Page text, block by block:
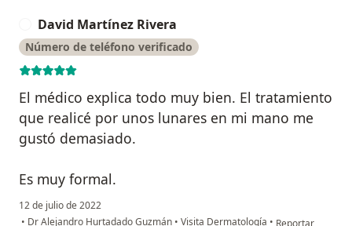
David Martínez Rivera
Número de teléfono verificado
El médico explica todo muy bien. El tratamiento
que realicé por unos lunares en mi mano me
gustó demasiado.
Es muy formal.
12 de julio de 2022
• Dr Alejandro Hurtadado Guzmán • Visita Dermatología • en opinión del
Reportar